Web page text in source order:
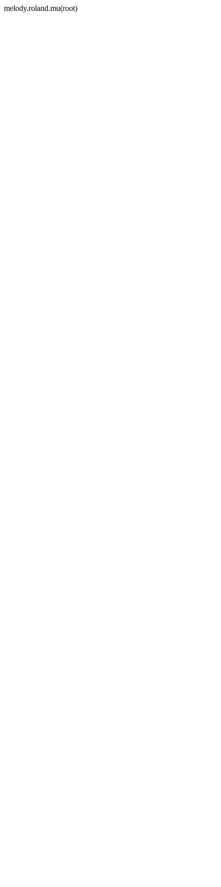
melody.roland.mu(root)